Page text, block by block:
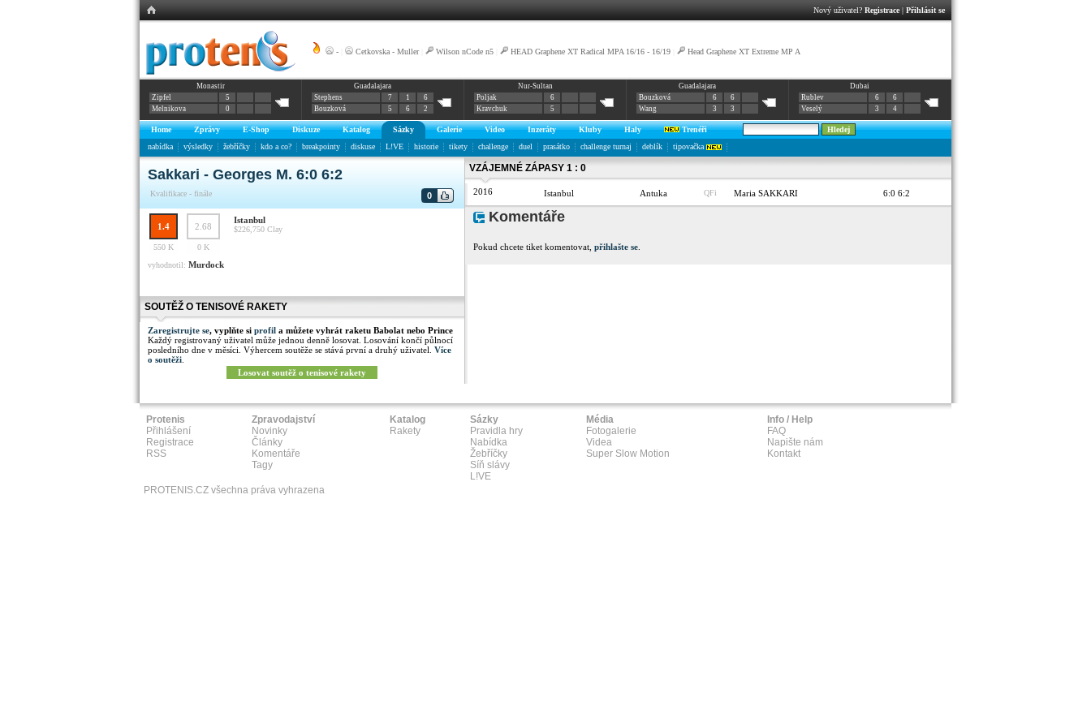
Nový uživatel? Registrace| Přihlásit se
- Cetkovska - Muller| Wilson nCode n5 HEAD Graphene XT Radical MPA 16/16 - 16/19 Head Graphene XT Extreme MP A
Monastir
Zipfel
5
Melnikova
0
Guadalajara
Stephens
7 1
6
Bouzková
5 6 2
Nur-Sultan
Poljak
6
Kravchuk
5
Guadalajara
Bouzková
6
6
Wang
3 3
Dubai
Rublev
6
6
Veselý
3 4
Home Zprávy E-Shop Diskuze Katalog Sázky Galerie Video Inzeráty Kluby Haly
Trenéři
nabídka
výsledky žebříčky kdo a co? breakpointy diskuse L!VE historie tikety challenge duel prasátko challenge turnaj deblík tipovačka
Sakkari - Georges M. 6:0 6:2
Kvalifikace - finále 0
1.4 2.68
Istanbul
$226,750 Clay
550 K
0 K
vyhodnotil: Murdock
SOUTĚŽ O TENISOVÉ RAKETY
Zaregistrujte se, vyplňte si profil a můžete vyhrát raketu Babolat nebo Prince
Každý registrovaný uživatel může jednou denně losovat. Losování končí půlnocí
posledního dne v měsíci. Výhercem soutěže se stává první a druhý uživatel. Více
o soutěži
Losovat soutěž o tenisové rakety
VZÁJEMNÉ ZÁPASY 1 : 0
2016 Istanbul Antuka QFi Maria SAKKARI 6:0 6:2
Komentáře
Pokud chcete tiket komentovat, přihlašte se
Protenis
Přihlášení
Registrace
RSS
Zpravodajství
Novinky
Články
Komentáře
Tagy
Katalog
Rakety
Sázky
Pravidla hry
Nabídka
Žebříčky
Síň slávy
L!VE
Média
Fotogalerie
Videa
Super Slow Motion
Info / Help
FAQ
Napište nám
Kontakt
PROTENIS.CZ všechna práva vyhrazena